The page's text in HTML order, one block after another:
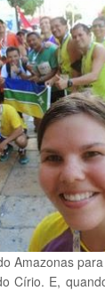
Amazonas
Círio. E,